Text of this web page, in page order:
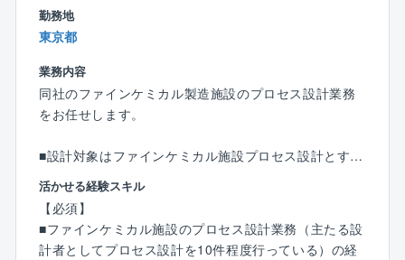
残業時間：全社平均15時間程度
転勤：なし
・他のエンジニアが設計したプロセスの評価・検証
・半導体製造、半導体製造装置製作工場などが対象
・施主から提示される施設・生産機器等の要件から、
機器構成、レイアウトの立案、特殊ユーティリティ計
・機器リスト、機器データシートの作成
・機器配置計画
・特殊ユーティリティ供給、プロット
・プロセスに関する提案業務（最適化提案、改善提
案、自動化提案、省エネ提案他）
ー など
勤務地
東京都
業務内容
同社のファインケミカル製造施設のプロセス設計業務
をお任せします。
■設計対象はファインケミカル施設プロセス設計とする
■施主から提示される製造処方、能力等の要件から、機
器構成の立案、プロセスフロー図の作成、熱・物質収
支計算、シミュレーション、機器・配管のサイジング
に加え、P&IDの作成を行う
活かせる経験スキル
【必須】
■ファインケミカル施設のプロセス設計業務（主たる設
計者としてプロセス設計を10件程度行っている）の経